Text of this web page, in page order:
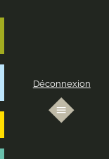
Déconnexion